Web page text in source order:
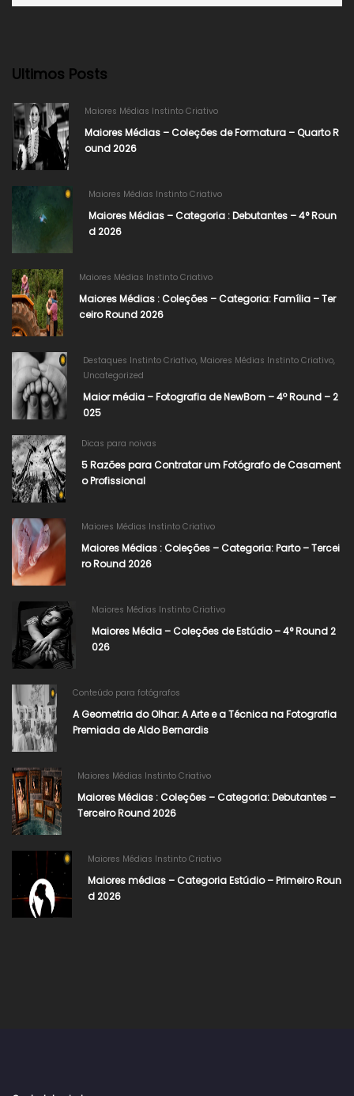
Ultimos Posts
Maiores Médias Instinto Criativo
Maiores Médias – Coleções de Formatura – Quarto R
ound 2026
Maiores Médias Instinto Criativo
Maiores Médias – Categoria : Debutantes – 4° Roun
d 2026
Maiores Médias Instinto Criativo
Maiores Médias : Coleções – Categoria: Família – Ter
ceiro Round 2026
Destaques Instinto Criativo, Maiores Médias Instinto Criativo,
Uncategorized
Maior média – Fotografia de NewBorn – 4º Round – 2
025
Dicas para noivas
5 Razões para Contratar um Fotógrafo de Casament
o Profissional
Maiores Médias Instinto Criativo
Maiores Médias : Coleções – Categoria: Parto – Tercei
ro Round 2026
Maiores Médias Instinto Criativo
Maiores Média – Coleções de Estúdio – 4° Round 2
026
Conteúdo para fotógrafos
A Geometria do Olhar: A Arte e a Técnica na Fotografia
Premiada de Aldo Bernardis
Maiores Médias Instinto Criativo
Maiores Médias : Coleções – Categoria: Debutantes –
Terceiro Round 2026
Maiores Médias Instinto Criativo
Maiores médias – Categoria Estúdio – Primeiro Roun
d 2026